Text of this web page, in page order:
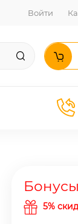
Войти
Бонусы
5%